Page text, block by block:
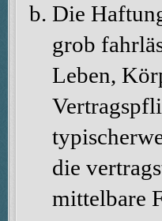
Die
grob
Leben,
die
mittelbare